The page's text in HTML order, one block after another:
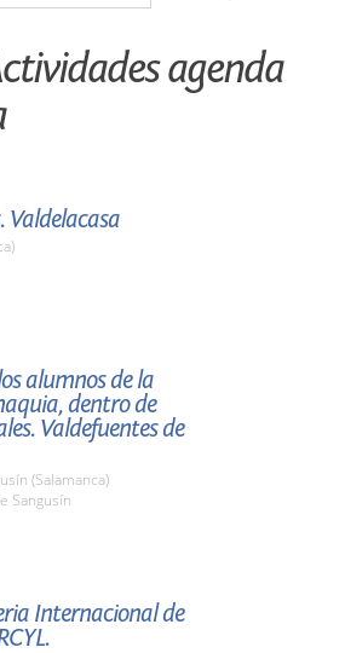
agenda
Valdelacasa
alumnos de la
dentro de
Valdefuentes de
(Salamanca)
Sangusín
Internacional de